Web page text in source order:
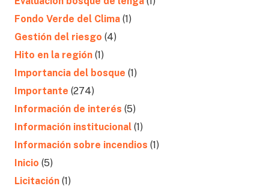
Fondo Verde del Clima (1)
Gestión del riesgo (4)
Hito en la región (1)
Importancia del bosque (1)
Importante (274)
Información de interés (5)
Información institucional (1)
Información sobre incendios (1)
Inicio (5)
Licitación (1)